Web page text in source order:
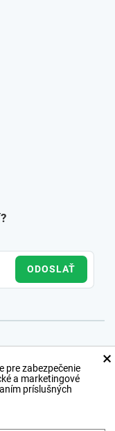
ODOSLAŤ
×
pre zabezpečenie
a marketingové
príslušných